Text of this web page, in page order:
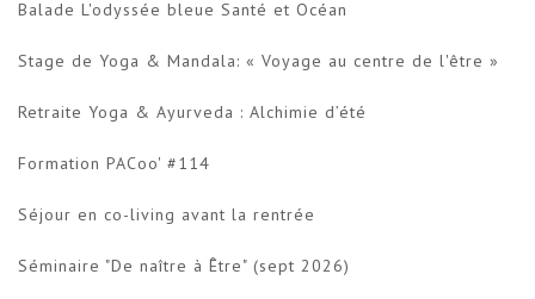
Balade L'odyssée bleue Santé et Océan
Stage de Yoga & Mandala: « Voyage au centre de l'être »
Retraite Yoga & Ayurveda : Alchimie d’été
Formation PACoo' #114
Séjour en co-living avant la rentrée
Séminaire "De naître à Être" (sept 2026)